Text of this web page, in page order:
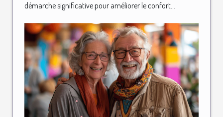
démarche significative pour améliorer le confort...